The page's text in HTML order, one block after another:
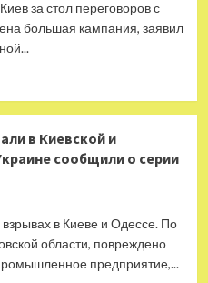
за стол переговоров с
большая кампания, заявил
в Киевской и
сообщили о серии
в Киеве и Одессе. По
области, повреждено
предприятие,...